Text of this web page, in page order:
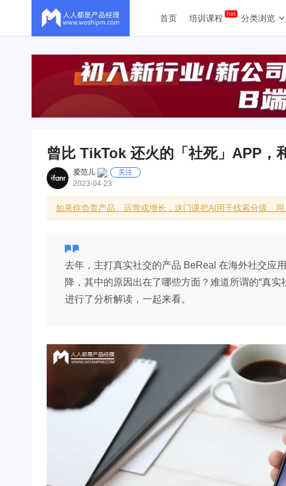
首页 培训课程 分类浏览
曾比 TikTok 还火的「社死」APP，
爱范儿
关注
2023-04-23
如果你负责产品、运营或增长，这门课把AI用于线索分级、
去年，主打真实社交的产品 BeReal 在海外社交应
降，其中的原因出在了哪些方面？难道所谓的“真
进行了分析解读，一起来看。